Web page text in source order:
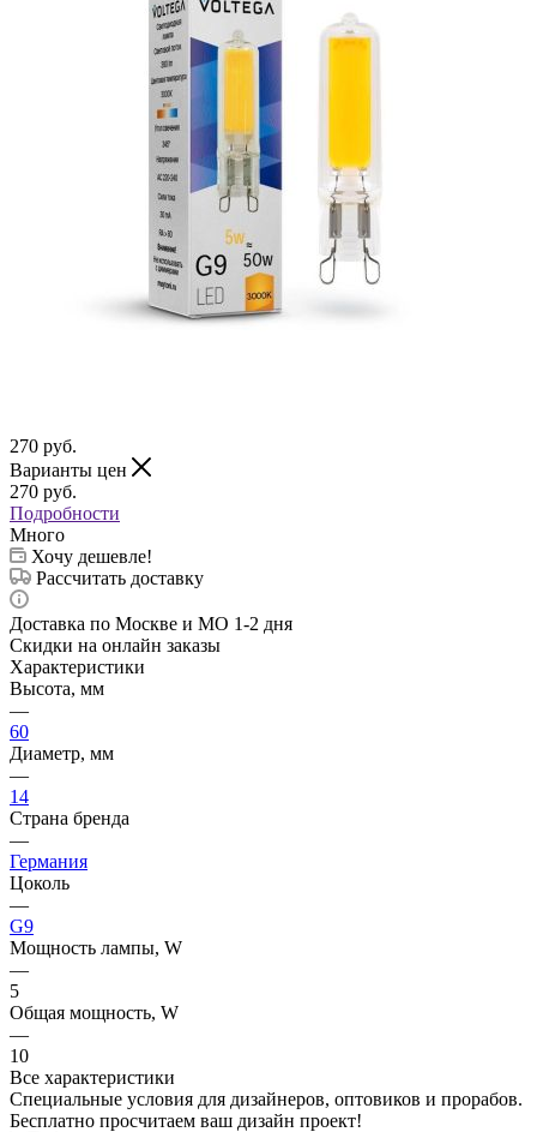
270 руб.
Варианты цен
270 руб.
Подробности
Много
Хочу дешевле!
Рассчитать доставку
Доставка по Москве и МО 1-2 дня
Скидки на онлайн заказы
Характеристики
Высота, мм
—
60
Диаметр, мм
—
14
Страна бренда
—
Германия
Цоколь
—
G9
Мощность лампы, W
—
5
Общая мощность, W
—
10
Все характеристики
Специальные условия для дизайнеров, оптовиков и прорабов.
Бесплатно просчитаем ваш дизайн проект!